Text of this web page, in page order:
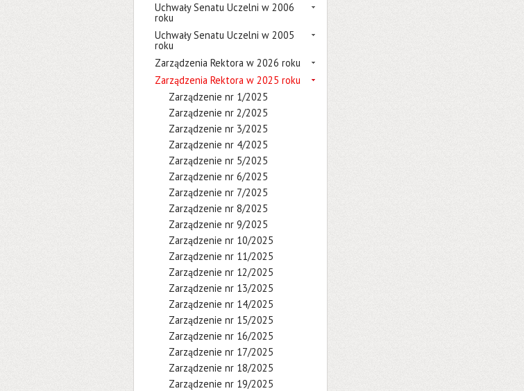
Uchwały Senatu Uczelni w 2006
roku
Uchwały Senatu Uczelni w 2005
roku
Zarządzenia Rektora w 2026 roku
Zarządzenia Rektora w 2025 roku
Zarządzenie nr 1/2025
Zarządzenie nr 2/2025
Zarządzenie nr 3/2025
Zarządzenie nr 4/2025
Zarządzenie nr 5/2025
Zarządzenie nr 6/2025
Zarządzenie nr 7/2025
Zarządzenie nr 8/2025
Zarządzenie nr 9/2025
Zarządzenie nr 10/2025
Zarządzenie nr 11/2025
Zarządzenie nr 12/2025
Zarządzenie nr 13/2025
Zarządzenie nr 14/2025
Zarządzenie nr 15/2025
Zarządzenie nr 16/2025
Zarządzenie nr 17/2025
Zarządzenie nr 18/2025
Zarządzenie nr 19/2025